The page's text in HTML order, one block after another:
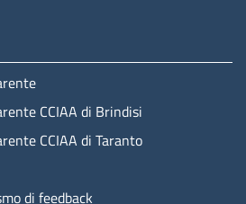
CCIAA di Brindisi
CCIAA di Taranto
di feedback